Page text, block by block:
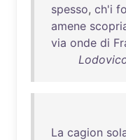
spesso, ch'i
amene
via onde di
La cagion